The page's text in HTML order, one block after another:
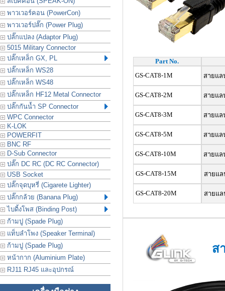
พาวเวอร์คอน (PowerCon)
พาวเวอร์ปลั๊ก (Power Plug)
ปลั๊กแปลง (Adaptor Plug)
5015 Military Connector
ปลั๊กเหล็ก GX, PL
ปลั๊กเหล็ก WS28
ปลั๊กเหล็ก WS48
ปลั๊กเหล็ก HF12 Metal Connector
ปลั๊กกันน้ำ SP Connector
WPC Connector
K-LOK
POWERFIT
BNC RF
D-Sub Connector
ปลั๊ก DC RC (DC RC Connector)
USB Socket
ปลั๊กจุดบุหรี่ (Cigarete Lighter)
ปลั๊กกล้วย (Banana Plug)
ไบดิ้งโพส (Binding Post)
ก้ามปู (Spade Plug)
แท็บลำโพง (Speaker Terminal)
ก้ามปู (Spade Plug)
หน้ากาก (Aluminium Plate)
RJ11 RJ45 และอุปกรณ์
Part No.
GS-CAT8-1M
สายแล
GS-CAT8-2M สายแล
GS-CAT8-3M สายแล
GS-CAT8-5M สายแล
GS-CAT8-10M สายแล
GS-CAT8-15M สายแล
GS-CAT8-20M สายแล
ส